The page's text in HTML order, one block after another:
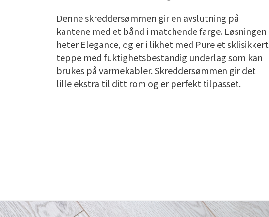
Denne skreddersømmen gir en avslutning på
kantene med et bånd i matchende farge. Løsningen
heter Elegance, og er i likhet med Pure et sklisikkert
teppe med fuktighetsbestandig underlag som kan
brukes på varmekabler. Skreddersømmen gir det
lille ekstra til ditt rom og er perfekt tilpasset.